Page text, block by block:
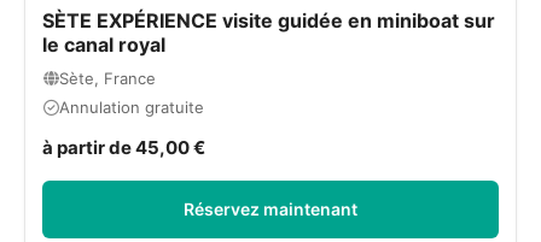
SÈTE EXPÉRIENCE visite guidée en miniboat sur
le canal royal
Sète, France
Annulation gratuite
à partir de 45,00 €
Réservez maintenant